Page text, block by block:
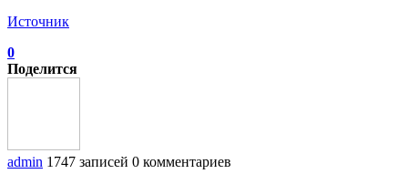
Источник
0
Поделится
admin 1747 записей 0 комментариев